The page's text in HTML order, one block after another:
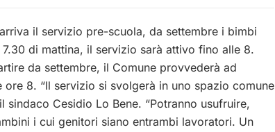
il servizio pre-scuola, da settembre i bimbi
di mattina, il servizio sarà attivo fino alle 8.
da settembre, il Comune provvederà ad
8. “Il servizio si svolgerà in uno spazio comune
sindaco Cesidio Lo Bene. “Potranno usufruire,
i cui genitori siano entrambi lavoratori. Un